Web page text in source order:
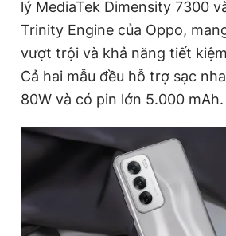
lý MediaTek Dimensity 7300
Trinity Engine của Oppo,
vượt trội và khả năng tiết
Cả hai mẫu đều hỗ trợ sạc
80W và có pin lớn 5.000 mAh.